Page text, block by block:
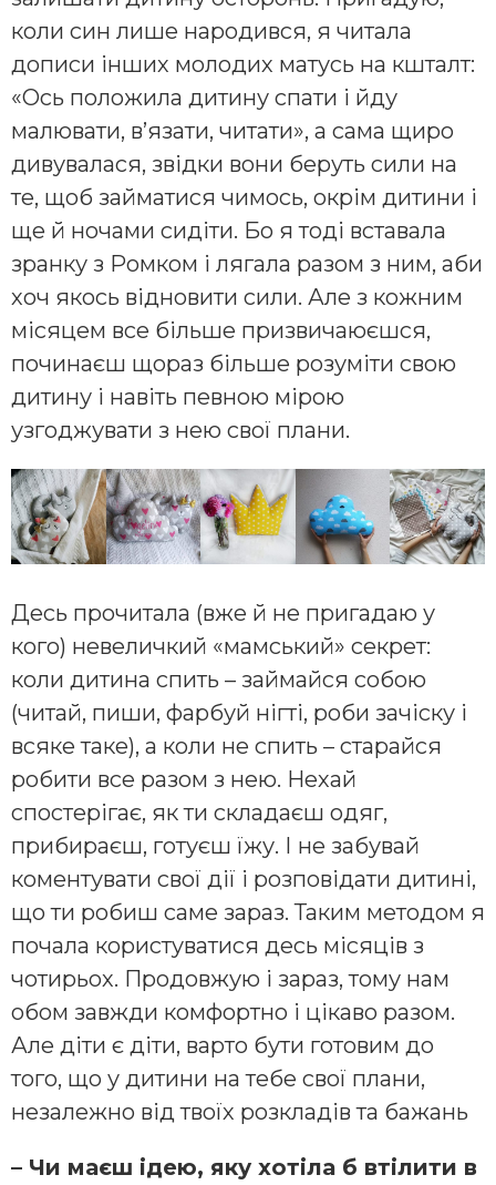
коли син лише народився, я читала
дописи інших молодих матусь на кшталт:
«Ось положила дитину спати і йду
малювати, в’язати, читати», а сама щиро
дивувалася, звідки вони беруть сили на
те, щоб займатися чимось, окрім дитини і
ще й ночами сидіти. Бо я тоді вставала
зранку з Ромком і лягала разом з ним, аби
хоч якось відновити сили. Але з кожним
місяцем все більше призвичаюєшся,
починаєш щораз більше розуміти свою
дитину і навіть певною мірою
узгоджувати з нею свої плани.
Десь прочитала (вже й не пригадаю у
кого) невеличкий «мамський» секрет:
коли дитина спить – займайся собою
(читай, пиши, фарбуй нігті, роби зачіску і
всяке таке), а коли не спить – старайся
робити все разом з нею. Нехай
спостерігає, як ти складаєш одяг,
прибираєш, готуєш їжу. І не забувай
коментувати свої дії і розповідати дитині,
що ти робиш саме зараз. Таким методом я
почала користуватися десь місяців з
чотирьох. Продовжую і зараз, тому нам
обом завжди комфортно і цікаво разом.
Але діти є діти, варто бути готовим до
того, що у дитини на тебе свої плани,
незалежно від твоїх розкладів та бажань
– Чи маєш ідею, яку хотіла б втілити в